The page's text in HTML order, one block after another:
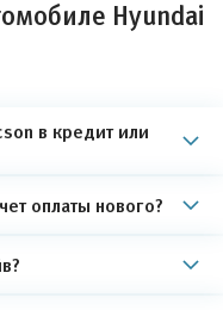
Hyundai
в кредит или
оплаты нового?